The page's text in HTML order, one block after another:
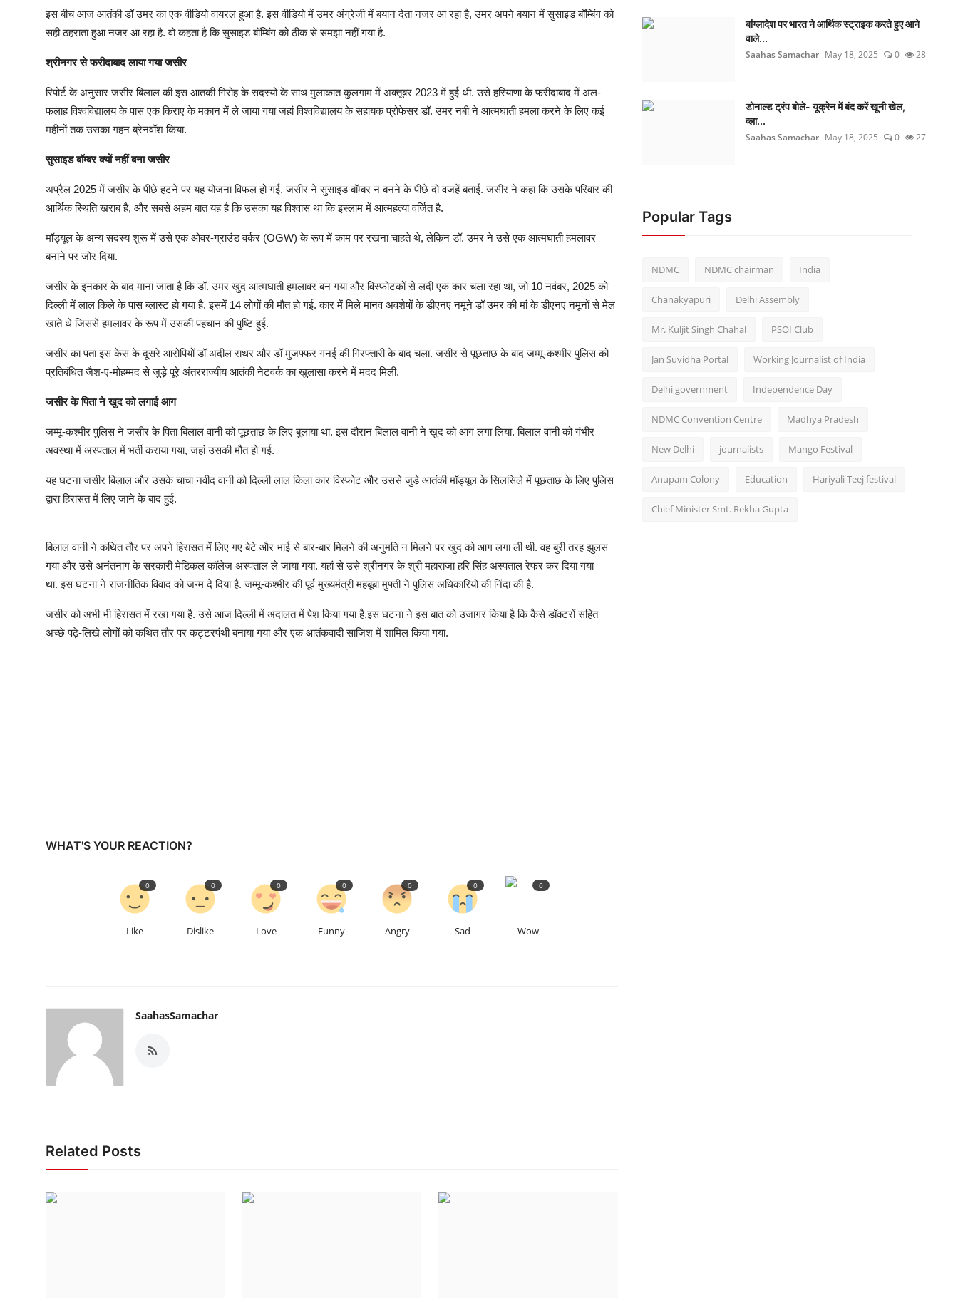
इस बीच आज आतंकी डॉ उमर का एक वीडियो वायरल हुआ है. इस वीडियो में उमर अंग्रेजी में बयान देता नजर आ रहा है, उमर अपने बयान में सुसाइड बॉम्बिंग को
सही ठहराता हुआ नजर आ रहा है. वो कहता है कि सुसाइड बॉम्बिंग को ठीक से समझा नहीं गया है.
श्रीनगर से फरीदाबाद लाया गया जसीर
रिपोर्ट के अनुसार जसीर बिलाल की इस आतंकी गिरोह के सदस्यों के साथ मुलाकात कुलगाम में अक्तूबर 2023 में हुई थी. उसे हरियाणा के फरीदाबाद में अल-
फलाह विश्वविद्यालय के पास एक किराए के मकान में ले जाया गया जहां विश्वविद्यालय के सहायक प्रोफेसर डॉ. उमर नबी ने आत्मघाती हमला करने के लिए कई
महीनों तक उसका गहन ब्रेनवॉश किया.
सुसाइड बॉम्बर क्यों नहीं बना जसीर
अप्रैल 2025 में जसीर के पीछे हटने पर यह योजना विफल हो गई. जसीर ने सुसाइड बॉम्बर न बनने के पीछे दो वजहें बताई. जसीर ने कहा कि उसके परिवार की
आर्थिक स्थिति खराब है, और सबसे अहम बात यह है कि उसका यह विश्वास था कि इस्लाम में आत्महत्या वर्जित है.
मॉड्यूल के अन्य सदस्य शुरू में उसे एक ओवर-ग्राउंड वर्कर (OGW) के रूप में काम पर रखना चाहते थे, लेकिन डॉ. उमर ने उसे एक आत्मघाती हमलावर
बनाने पर जोर दिया.
जसीर के इनकार के बाद माना जाता है कि डॉ. उमर खुद आत्मघाती हमलावर बन गया और विस्फोटकों से लदी एक कार चला रहा था, जो 10 नवंबर, 2025 को
दिल्ली में लाल किले के पास ब्लास्ट हो गया है. इसमें 14 लोगों की मौत हो गई. कार में मिले मानव अवशेषों के डीएनए नमूने डॉ उमर की मां के डीएनए नमूनों से मेल
खाते थे जिससे हमलावर के रूप में उसकी पहचान की पुष्टि हुई.
जसीर का पता इस केस के दूसरे आरोपियों डॉ अदील राथर और डॉ मुजफ्फर गनई की गिरफ्तारी के बाद चला. जसीर से पूछताछ के बाद जम्मू-कश्मीर पुलिस को
प्रतिबंधित जैश-ए-मोहम्मद से जुड़े पूरे अंतरराज्यीय आतंकी नेटवर्क का खुलासा करने में मदद मिली.
जसीर के पिता ने खुद को लगाई आग
जम्मू-कश्मीर पुलिस ने जसीर के पिता बिलाल वानी को पूछताछ के लिए बुलाया था. इस दौरान बिलाल वानी ने खुद को आग लगा लिया. बिलाल वानी को गंभीर
अवस्था में अस्पताल में भर्ती कराया गया, जहां उसकी मौत हो गई.
यह घटना जसीर बिलाल और उसके चाचा नवीद वानी को दिल्ली लाल किला कार विस्फोट और उससे जुड़े आतंकी मॉड्यूल के सिलसिले में पूछताछ के लिए पुलिस
द्वारा हिरासत में लिए जाने के बाद हुई.
बिलाल वानी ने कथित तौर पर अपने हिरासत में लिए गए बेटे और भाई से बार-बार मिलने की अनुमति न मिलने पर खुद को आग लगा ली थी. वह बुरी तरह झुलस
गया और उसे अनंतनाग के सरकारी मेडिकल कॉलेज अस्पताल ले जाया गया. यहां से उसे श्रीनगर के श्री महाराजा हरि सिंह अस्पताल रेफर कर दिया गया
था. इस घटना ने राजनीतिक विवाद को जन्म दे दिया है. जम्मू-कश्मीर की पूर्व मुख्यमंत्री महबूबा मुफ्ती ने पुलिस अधिकारियों की निंदा की है.
जसीर को अभी भी हिरासत में रखा गया है. उसे आज दिल्ली में अदालत में पेश किया गया है.इस घटना ने इस बात को उजागर किया है कि कैसे डॉक्टरों सहित
अच्छे पढ़े-लिखे लोगों को कथित तौर पर कट्टरपंथी बनाया गया और एक आतंकवादी साजिश में शामिल किया गया.
WHAT'S YOUR REACTION?
Like
0
Dislike
0
Love
0
Funny
0
Angry
0
Sad
0
Wow
0
SaahasSamachar
Related Posts
बांग्लादेश पर भारत ने आर्थिक स्ट्राइक करते हुए आने
वाले...
Saahas Samachar May 18, 2025 0 28
डोनाल्ड ट्रंप बोले- यूक्रेन में बंद करें खूनी खेल,
व्ला...
Saahas Samachar May 18, 2025 0 27
Popular Tags
NDMC NDMC chairman India
Chanakyapuri Delhi Assembly
Mr. Kuljit Singh Chahal PSOI Club
Jan Suvidha Portal Working Journalist of India
Delhi government Independence Day
NDMC Convention Centre Madhya Pradesh
New Delhi journalists Mango Festival
Anupam Colony Education Hariyali Teej festival
Chief Minister Smt. Rekha Gupta